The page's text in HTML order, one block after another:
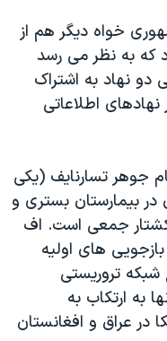
خواه دیگر هم از
که به نظر می رسد
دو نهاد به اشتراک
اطلاعاتی
جوهر تسارنایف (یکی
در بیمارستان بستری و
جمعی است. اف
های اولیه
تروریستی
به ارتکاب به
در عراق و افغانستان